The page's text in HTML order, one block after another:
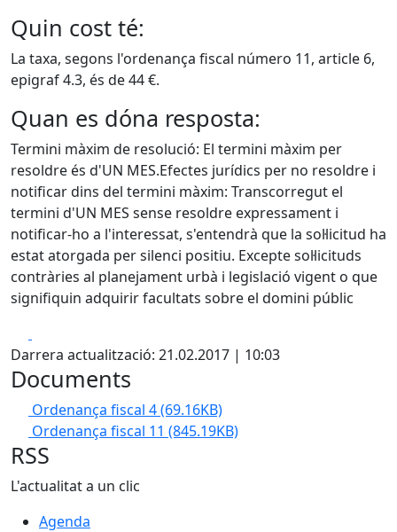
Quin cost té:
La taxa, segons l'ordenança fiscal número 11, article 6,
epigraf 4.3, és de 44 €.
Quan es dóna resposta:
Termini màxim de resolució: El termini màxim per
resoldre és d'UN MES.Efectes jurídics per no resoldre i
notificar dins del termini màxim: Transcorregut el
termini d'UN MES sense resoldre expressament i
notificar-ho a l'interessat, s'entendrà que la sol·licitud ha
estat atorgada per silenci positiu. Excepte sol·licituds
contràries al planejament urbà i legislació vigent o que
signifiquin adquirir facultats sobre el domini públic
Darrera actualització: 21.02.2017 | 10:03
Documents
Ordenança fiscal 4(69.16KB)
Ordenança fiscal 11 (845.19KB)
RSS
L'actualitat a un clic
Agenda